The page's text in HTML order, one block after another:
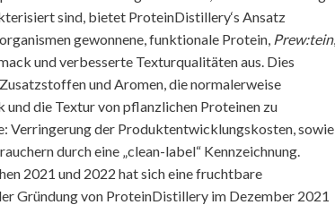
sind, bietet ProteinDistillery‘s Ansatz
gewonnene, funktionale Protein, Prew:tein,
und verbesserte Texturqualitäten aus. Dies
und Aromen, die normalerweise
und die Textur von pflanzlichen Proteinen zu
Verringerung der Produktentwicklungskosten, sowie
durch eine „clean-label“ Kennzeichnung.
2021 und 2022 hat sich eine fruchtbare
Gründung von ProteinDistillery im Dezember 2021